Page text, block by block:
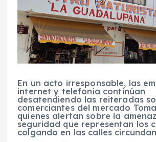
En un acto irresponsable, las
internet y telefonía continúan
desatendiendo las reiteradas
comerciantes del mercado
quienes alertan sobre la
seguridad que representan los
colgando en las calles